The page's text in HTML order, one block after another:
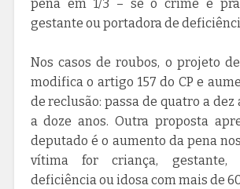
pena em 1/3 – se o crime é
gestante ou portadora de
Nos casos de roubos, o projeto
modifica o artigo 157 do CP e
de reclusão: passa de quatro a dez
a doze anos. Outra proposta
deputado é o aumento da pena
vítima for criança, gestante,
deficiência ou idosa com mais de